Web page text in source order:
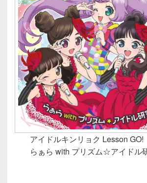
アイドルキンリョク Lesson GO!
らぁら with プリズム☆アイドル